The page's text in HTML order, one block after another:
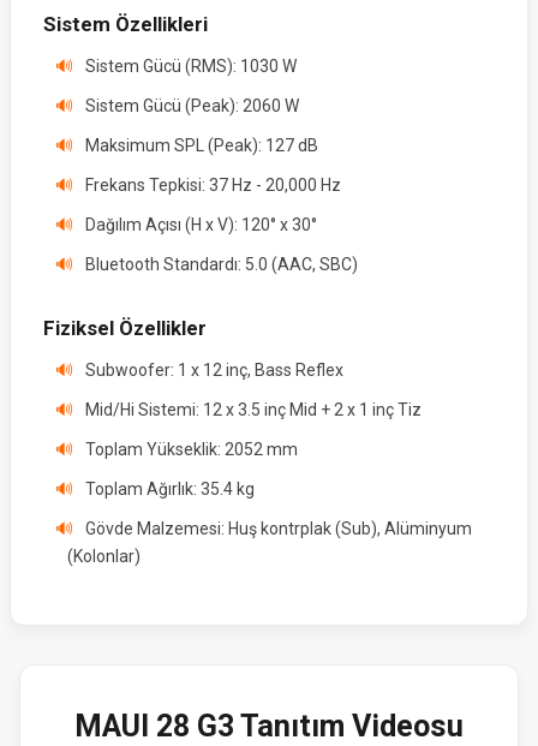
Sistem Özellikleri
Sistem Gücü (RMS): 1030 W
Sistem Gücü (Peak): 2060 W
Maksimum SPL (Peak): 127 dB
Frekans Tepkisi: 37 Hz - 20,000 Hz
Dağılım Açısı (H x V): 120° x 30°
Bluetooth Standardı: 5.0 (AAC, SBC)
Fiziksel Özellikler
Subwoofer: 1 x 12 inç, Bass Reflex
Mid/Hi Sistemi: 12 x 3.5 inç Mid + 2 x 1 inç Tiz
Toplam Yükseklik: 2052 mm
Toplam Ağırlık: 35.4 kg
Gövde Malzemesi: Huş kontrplak (Sub), Alüminyum
(Kolonlar)
MAUI 28 G3 Tanıtım Videosu